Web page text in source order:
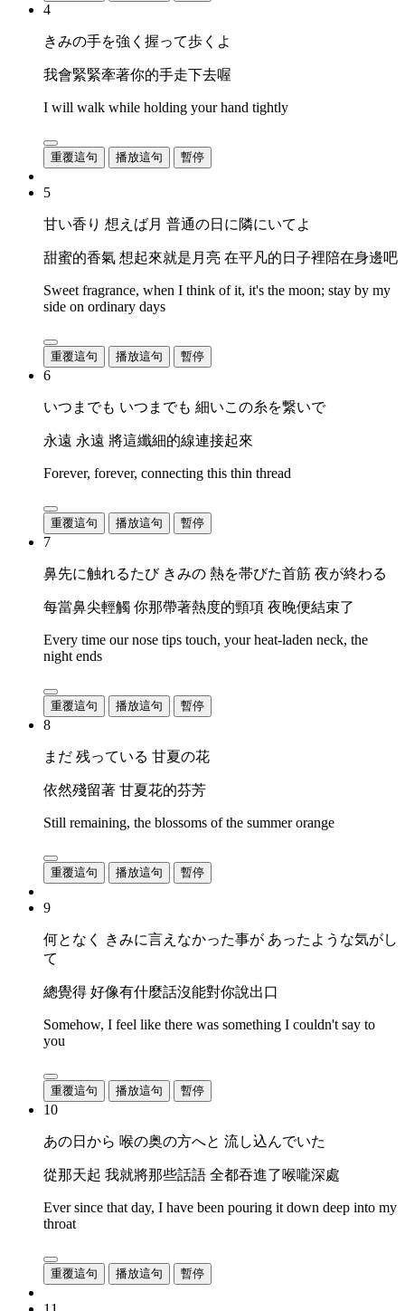
4
きみの手を強く握って歩くよ
我會緊緊牽著你的手走下去喔
I will walk while holding your hand tightly
重覆這句 播放這句 暫停
5
甘い香り 想えば月 普通の日に隣にいてよ
甜蜜的香氣 想起來就是月亮 在平凡的日子裡陪在身邊吧
Sweet fragrance, when I think of it, it's the moon; stay by my
side on ordinary days
重覆這句 播放這句 暫停
6
いつまでも いつまでも 細いこの糸を繋いで
永遠 永遠 將這纖細的線連接起來
Forever, forever, connecting this thin thread
重覆這句 播放這句 暫停
7
鼻先に触れるたび きみの 熱を帯びた首筋 夜が終わる
每當鼻尖輕觸 你那帶著熱度的頸項 夜晚便結束了
Every time our nose tips touch, your heat-laden neck, the
night ends
重覆這句 播放這句 暫停
8
まだ 残っている 甘夏の花
依然殘留著 甘夏花的芬芳
Still remaining, the blossoms of the summer orange
重覆這句 播放這句 暫停
9
何となく きみに言えなかった事が あったような気がし
て
總覺得 好像有什麼話沒能對你說出口
Somehow, I feel like there was something I couldn't say to
you
重覆這句 播放這句 暫停
10
あの日から 喉の奥の方へと 流し込んでいた
從那天起 我就將那些話語 全都吞進了喉嚨深處
Ever since that day, I have been pouring it down deep into my
throat
重覆這句 播放這句 暫停